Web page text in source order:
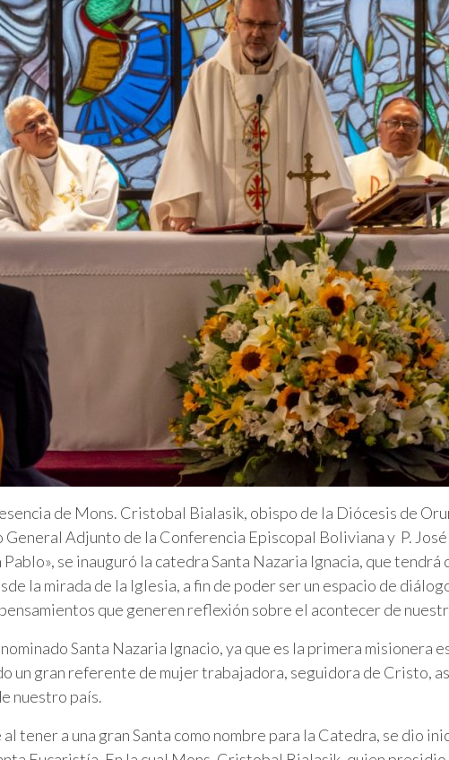
de Mons. Cristobal Bialasik, obispo de la Diócesis de
General Adjunto de la Conferencia Episcopal Boliviana y P.
se inauguró la catedra Santa Nazaria Ignacia, que
la mirada de la Iglesia, a fin de poder ser un espacio de
que generen reflexión sobre el acontecer de
Santa Nazaria Ignacio, ya que es la primera misionera
un gran referente de mujer trabajadora, seguidora de Cristo,
nuestro país.
tener a una gran Santa como nombre para la Catedra, se dio